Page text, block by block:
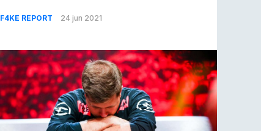
F4KE REPORT 24 jun 2021